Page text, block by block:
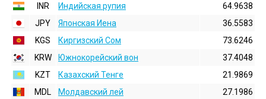
INR
Индийская pупия
64.9638
JPY
Японская Иена
36.5583
KGS
Киргизский Сом
73.6246
KRW
Южнокорейский вон
37.4048
KZT
Казахский Тенге
21.9869
MDL
Молдавский лей
27.1986